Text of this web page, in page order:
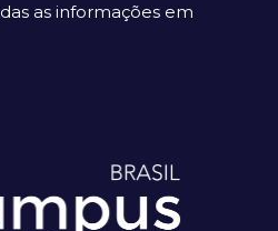
as informações em